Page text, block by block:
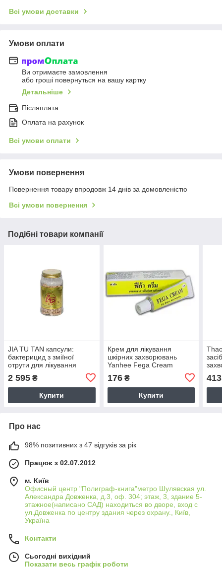
Всі умови доставки
Умови оплати
Ви отримаєте замовлення
або гроші повернуться на вашу картку
Детальніше
Післяплата
Оплата на рахунок
Всі умови оплати
Умови повернення
Повернення товару впродовж 14 днів за домовленістю
Всі умови повернення
Подібні товари компанії
JIA TU TAN капсули:
бактерицид з зміїної
отрути для лікування
2 595 ₴
Купити
Крем для лікування
шкірних захворювань
Yanhee Fega Cream
176₴
Купити
413
Про нас
98% позитивних з 47 відгуків за рік
Працює з 02.07.2012
м. Київ
Офисный центр "Полиграф-книга"метро Шулявская ул.
Александра Довженка, д.3, оф. 304; этаж, 3, здание 5-
этажное(написано САД) находиться во дворе, вход с
ул.Довженка по центру здания через охрану., Київ,
Україна
Контакти
Сьогодні вихідний
Показати весь графік роботи